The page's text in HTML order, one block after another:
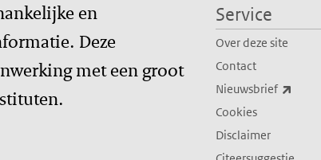
en
Deze
met een groot
Service
Over deze site
Contact
Nieuwsbrief
Cookies
Disclaimer